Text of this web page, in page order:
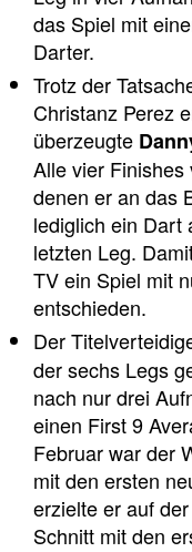
das Spiel mit
Darter.
Trotz der
Christanz Perez
überzeugte
Alle vier
denen er an das
lediglich ein Dart
letzten Leg.
TV ein Spiel mit
entschieden.
Der
der sechs Legs
nach nur drei
einen First 9
Februar war der
mit den ersten
erzielte er auf
Schnitt mit den